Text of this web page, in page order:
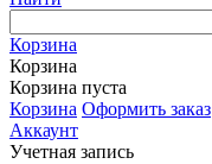
Корзина
Корзина
Корзина пуста
Корзина Оформить заказ
Аккаунт
Учетная запись